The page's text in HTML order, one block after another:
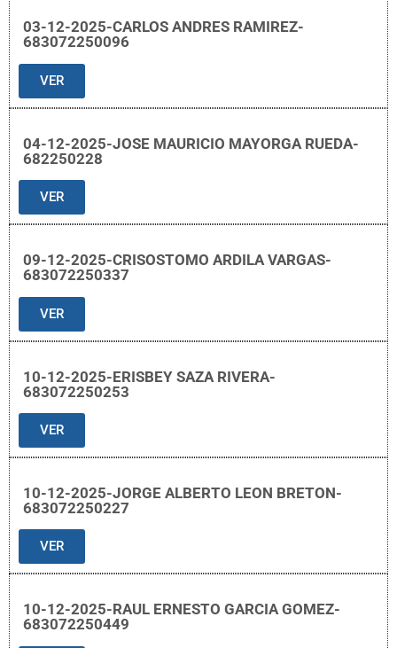
03-12-2025-CARLOS ANDRES RAMIREZ-
683072250096
VER
04-12-2025-JOSE MAURICIO MAYORGA RUEDA-
682250228
VER
09-12-2025-CRISOSTOMO ARDILA VARGAS-
683072250337
VER
10-12-2025-ERISBEY SAZA RIVERA-
683072250253
VER
10-12-2025-JORGE ALBERTO LEON BRETON-
683072250227
VER
10-12-2025-RAUL ERNESTO GARCIA GOMEZ-
683072250449